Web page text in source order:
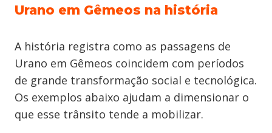
Urano em Gêmeos na história
A história registra como as passagens de
Urano em Gêmeos coincidem com períodos
de grande transformação social e tecnológica.
Os exemplos abaixo ajudam a dimensionar o
que esse trânsito tende a mobilizar.